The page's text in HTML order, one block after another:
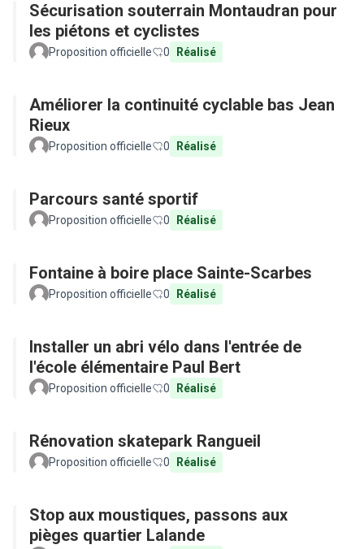
Sécurisation souterrain Montaudran pour
les piétons et cyclistes
Proposition officielle 0 Réalisé
Améliorer la continuité cyclable bas Jean
Rieux
Proposition officielle 0 Réalisé
Parcours santé sportif
Proposition officielle 0 Réalisé
Fontaine à boire place Sainte-Scarbes
Proposition officielle 0 Réalisé
Installer un abri vélo dans l'entrée de
l'école élémentaire Paul Bert
Proposition officielle 0 Réalisé
Rénovation skatepark Rangueil
Proposition officielle 0 Réalisé
Stop aux moustiques, passons aux
pièges quartier Lalande